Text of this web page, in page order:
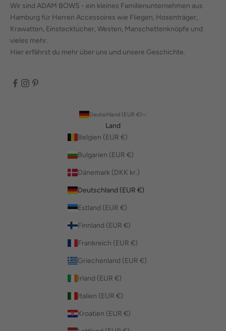
Wir sind ADAM BOWS - ein kleines Familienunternehmen aus
Hamburg für Herren Accessoires wie Fliegen, Hosenträger,
Krawatten, Einstecktücher, Westen, Manschettenknöpfe und
vieles mehr.
Hier erfährst du mehr über uns und unsere Geschichte.
Deutschland (EUR €)
Land
Belgien (EUR €)
Bulgarien (EUR €)
Dänemark (DKK kr.)
Deutschland (EUR €)
Estland (EUR €)
Finnland (EUR €)
Frankreich (EUR €)
Griechenland (EUR €)
Irland (EUR €)
Italien (EUR €)
Kroatien (EUR €)